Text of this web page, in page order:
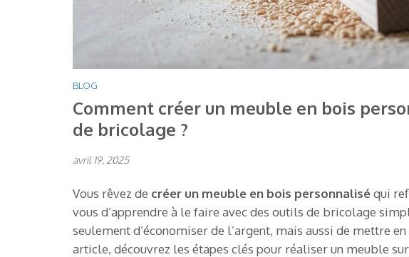
BLOG
Comment créer un meuble en bois
de bricolage ?
avril 19, 2025
Vous rêvez de créer un meuble en bois personnaliséqui
vous d’apprendre à le faire avec des outils de bricolage
seulement d’économiser de l’argent, mais aussi de mettre
article, découvrez les étapes clés pour réaliser un meuble